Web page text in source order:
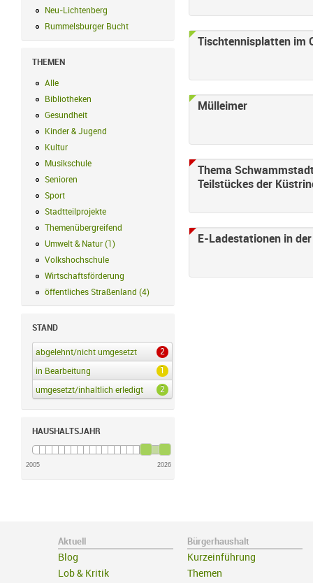
Neu-Lichtenberg
Rummelsburger Bucht
THEMEN
Alle
Bibliotheken Bibliotheken Filter anwenden
Gesundheit
Kinder & Jugend
Kultur
Musikschule Musikschule Filter anwenden
Senioren
Sport
Stadtteilprojekte Stadtteilprojekte Filter anwenden
Themenübergreifend
Themenübergreifend Filter anwenden
Umwelt & Natur (1 ) Umwelt & Natur Filter anwenden
Volkshochschule
Wirtschaftsförderung Wirtschaftsförderung Filter anwenden
öffentliches Straßenland (4)
STAND
abgelehnt/nicht umgesetzt 2
abgelehnt/nicht umgesetzt Filter anwenden
in Bearbeitung
1
in Bearbeitung Filter anwenden
umgesetzt/inhaltlich erledigt
2
umgesetzt/inhaltlich erledigt Filter anwenden
HAUSHALTSJAHR
2005 2026
Tischtennisplatten im
Mülleimer
Thema
Teilstückes der
E-Ladestationen in
Aktuell
Blog
Lob & Kritik
Bürgerhaushalt
Kurzeinführung
Themen